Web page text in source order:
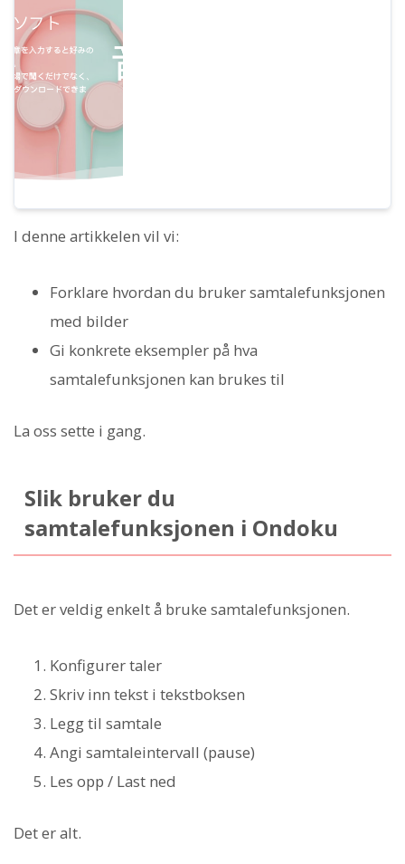
I denne artikkelen vil vi:
Forklare hvordan du bruker samtalefunksjonen
med bilder
Gi konkrete eksempler på hva
samtalefunksjonen kan brukes til
La oss sette i gang.
Slik bruker du
samtalefunksjonen i Ondoku
Det er veldig enkelt å bruke samtalefunksjonen.
Konfigurer taler
Skriv inn tekst i tekstboksen
Legg til samtale
Angi samtaleintervall (pause)
Les opp / Last ned
Det er alt.